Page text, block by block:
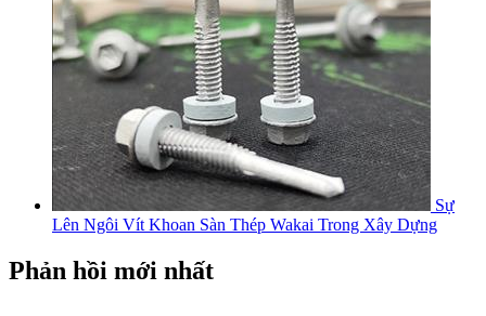
Sự
Lên Ngôi Vít Khoan Sàn Thép Wakai Trong Xây Dựng
Phản hồi mới nhất